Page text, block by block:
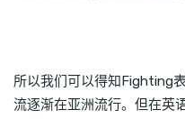
所以我们可以得知Fighting
流逐渐在亚洲流行。但在英